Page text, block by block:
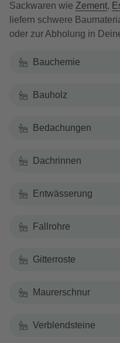
Sackwaren wie Zement,
liefern schwere
oder zur Abholung in
Bauchemie
Bauholz
Bedachungen
Dachrinnen
Entwässerung
Fallrohre
Gitterroste
Maurerschnur
Verblendsteine